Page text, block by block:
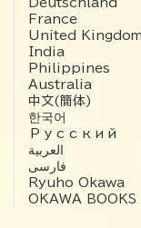
Deutschland
France
United Kingdom
India
Philippines
Australia
中文(簡体)
한국어
Русский
العربية‏
فارسی
Ryuho Okawa
OKAWA BOOKS